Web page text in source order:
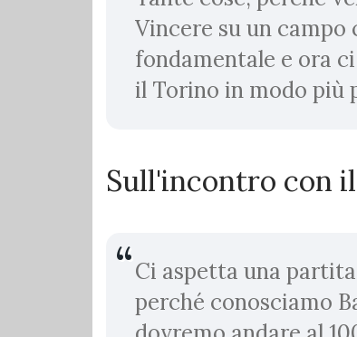
Vincere su un campo
fondamentale e ora
il Torino in modo più
Sull'incontro con
Ci aspetta una
perché conosciamo